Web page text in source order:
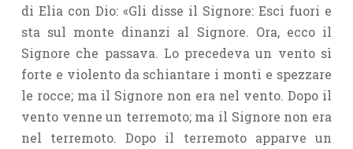
di Elia con Dio: «Gli disse il Signore: Esci fuori e
sta sul monte dinanzi al Signore. Ora, ecco il
Signore che passava. Lo precedeva un vento sì
forte e violento da schiantare i monti e spezzare
le rocce; ma il Signore non era nel vento. Dopo il
vento venne un terremoto; ma il Signore non era
nel terremoto. Dopo il terremoto apparve un